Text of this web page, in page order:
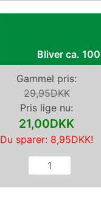
Bliver ca.
Gammel pris:
29,95DKK
Pris lige nu:
21,00DKK
Du sparer: 8,95DKK!